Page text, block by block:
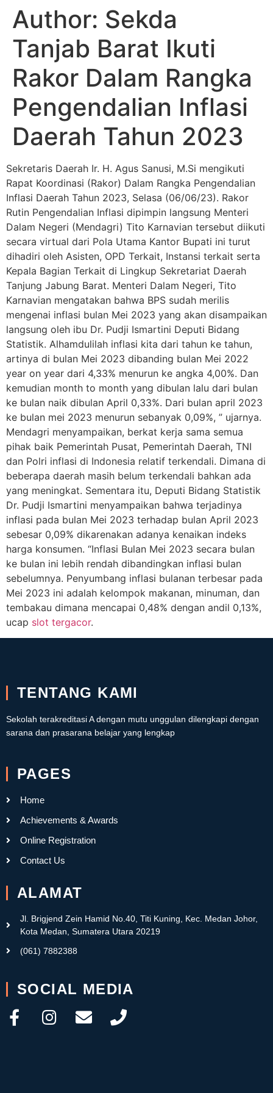
Author: Sekda
Tanjab Barat Ikuti
Rakor Dalam Rangka
Pengendalian Inflasi
Daerah Tahun 2023
Sekretaris Daerah Ir. H. Agus Sanusi, M.Si mengikuti
Rapat Koordinasi (Rakor) Dalam Rangka Pengendalian
Inflasi Daerah Tahun 2023, Selasa (06/06/23). Rakor
Rutin Pengendalian Inflasi dipimpin langsung Menteri
Dalam Negeri (Mendagri) Tito Karnavian tersebut diikuti
secara virtual dari Pola Utama Kantor Bupati ini turut
dihadiri oleh Asisten, OPD Terkait, Instansi terkait serta
Kepala Bagian Terkait di Lingkup Sekretariat Daerah
Tanjung Jabung Barat. Menteri Dalam Negeri, Tito
Karnavian mengatakan bahwa BPS sudah merilis
mengenai inflasi bulan Mei 2023 yang akan disampaikan
langsung oleh ibu Dr. Pudji Ismartini Deputi Bidang
Statistik. Alhamdulilah inflasi kita dari tahun ke tahun,
artinya di bulan Mei 2023 dibanding bulan Mei 2022
year on year dari 4,33% menurun ke angka 4,00%. Dan
kemudian month to month yang dibulan lalu dari bulan
ke bulan naik dibulan April 0,33%. Dari bulan april 2023
ke bulan mei 2023 menurun sebanyak 0,09%, ” ujarnya.
Mendagri menyampaikan, berkat kerja sama semua
pihak baik Pemerintah Pusat, Pemerintah Daerah, TNI
dan Polri inflasi di Indonesia relatif terkendali. Dimana di
beberapa daerah masih belum terkendali bahkan ada
yang meningkat. Sementara itu, Deputi Bidang Statistik
Dr. Pudji Ismartini menyampaikan bahwa terjadinya
inflasi pada bulan Mei 2023 terhadap bulan April 2023
sebesar 0,09% dikarenakan adanya kenaikan indeks
harga konsumen. “Inflasi Bulan Mei 2023 secara bulan
ke bulan ini lebih rendah dibandingkan inflasi bulan
sebelumnya. Penyumbang inflasi bulanan terbesar pada
Mei 2023 ini adalah kelompok makanan, minuman, dan
tembakau dimana mencapai 0,48% dengan andil 0,13%,
ucap slot tergacor.
TENTANG KAMI
Sekolah terakreditasi A dengan mutu unggulan dilengkapi dengan
sarana dan prasarana belajar yang lengkap
PAGES
Home
Achievements & Awards
Online Registration
Contact Us
ALAMAT
Jl. Brigjend Zein Hamid No.40, Titi Kuning, Kec. Medan Johor,
Kota Medan, Sumatera Utara 20219
(061) 7882388
SOCIAL MEDIA